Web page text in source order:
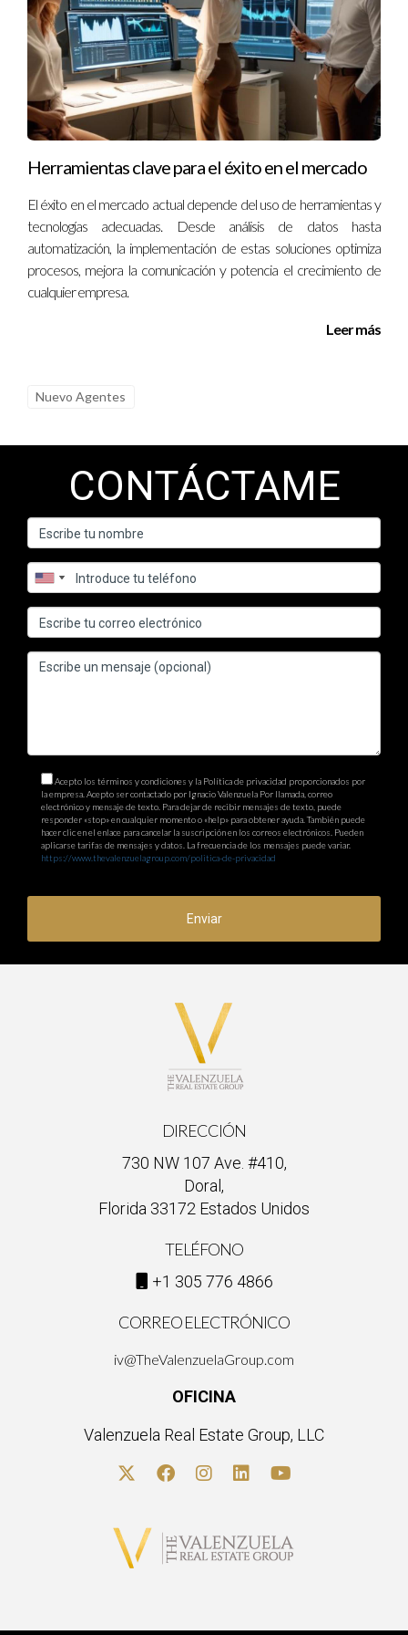
¿Cuánto cuesta implementar un CRM?
Los costos varían según el proveedor y las características
elegidas. Algunos ofrecen versiones gratuitas o pruebas
durante un tiempo limitado.
¿Puedo cambiar mi CRM si no me gusta?
Sí, muchos agentes cambian sus sistemas si no cumplen con
sus expectativas. Asegúrate de investigar antes para evitar
problemas futuros.
¿Ignacio Valenzuela puede ayudarme a elegir un
necesidades particulares. Recuerda que elegir el CRM
profesional; no dudes en dar ese paso hacia adelante hoy
Herramientas clave para el éxito en el mercado
El éxito en el mercado actual depende del uso de herramientas y
tecnologías adecuadas. Desde análisis de datos hasta
automatización, la implementación de estas soluciones optimiza
procesos, mejora la comunicación y potencia el crecimiento de
cualquier empresa.
Leer más
Nuevo Agentes
CONTÁCTAME
Acepto los términos y condiciones y la Política de privacidad proporcionados por
la empresa. Acepto ser contactado por Ignacio Valenzuela Por llamada, correo
electrónico y mensaje de texto. Para dejar de recibir mensajes de texto, puede
responder «stop» en cualquier momento o «help» para obtener ayuda. También puede
hacer clic en el enlace para cancelar la suscripción en los correos electrónicos. Pueden
aplicarse tarifas de mensajes y datos. La frecuencia de los mensajes puede variar.
https://www.thevalenzuelagroup.com/politica-de-privacidad
Enviar
DIRECCIÓN
730 NW 107 Ave. #410,
Doral,
Florida 33172 Estados Unidos
TELÉFONO
+1 305 776 4866
CORREO ELECTRÓNICO
iv@TheValenzuelaGroup.com
OFICINA
Valenzuela Real Estate Group, LLC